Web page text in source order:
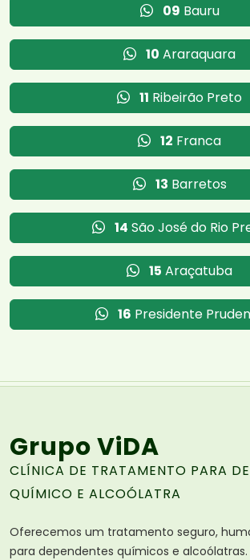
09 Bauru
10 Araraquara
11 Ribeirão Preto
12 Franca
13 Barretos
14 São José do Rio
15 Araçatuba
16 Presidente
Grupo ViDA
CLÍNICA DE TRATAMENTO PARA
QUÍMICO E ALCOÓLATRA
Oferecemos um tratamento seguro,
para dependentes químicos e alcoólatras.